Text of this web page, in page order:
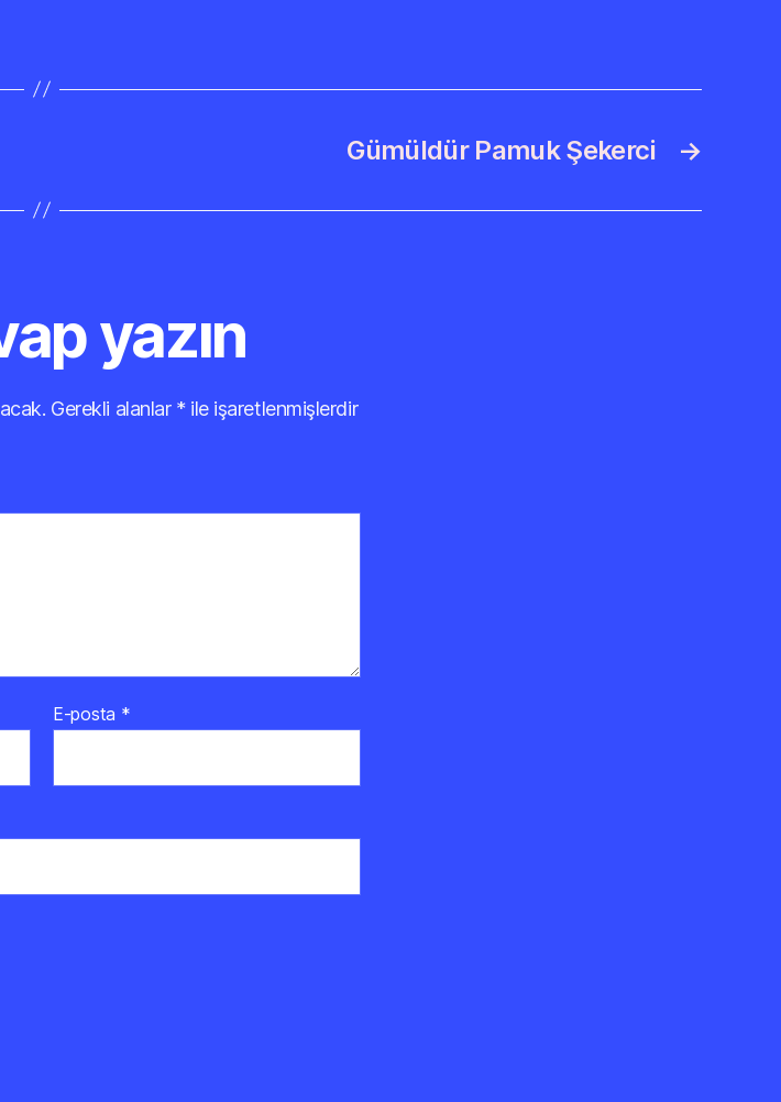
→
Gümüldür Pamuk Şekerci
yazın
Gerekli alanlar *ile işaretlenmişlerdir
E-posta *